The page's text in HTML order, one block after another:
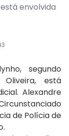
envolvida
segundo
está
Alexandre
de Polícia de